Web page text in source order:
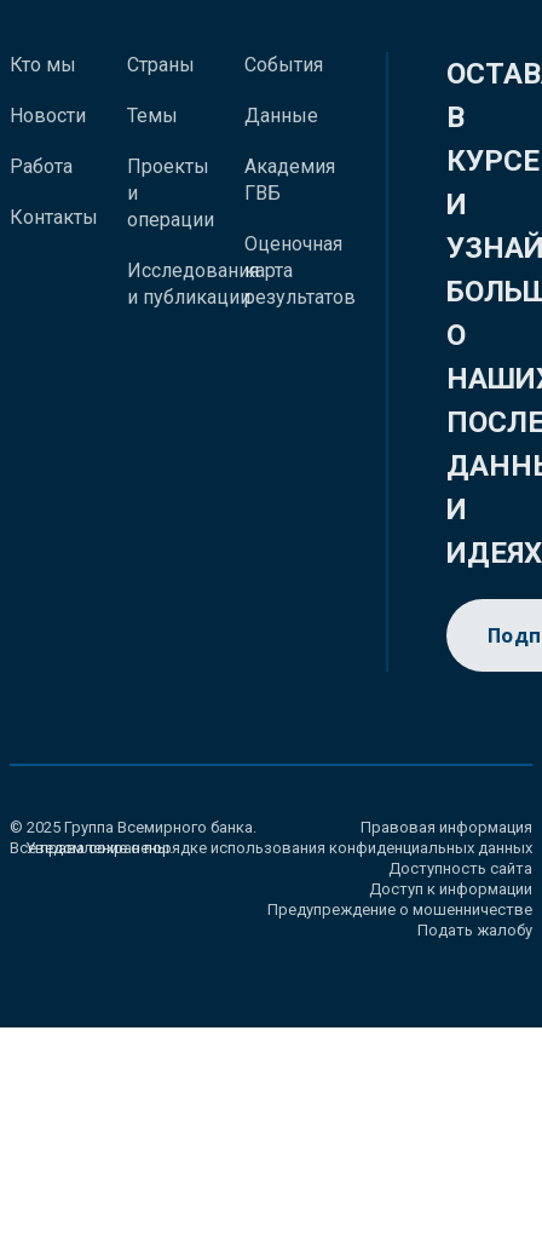
Кто мы
Новости
Работа
Контакты
Страны
Темы
Проекты
и
операции
Исследования
и публикации
События
Данные
Академия
ГВБ
Оценочная
карта
результатов
В
КУРСЕ
И
О
И
ИДЕЯХ
© 2025 Группа Всемирного банка.
Все права сохранены.
Правовая информация
Уведомление о порядке использования конфиденциальных данных
Доступность сайта
Доступ к информации
Предупреждение о мошенничестве
Подать жалобу